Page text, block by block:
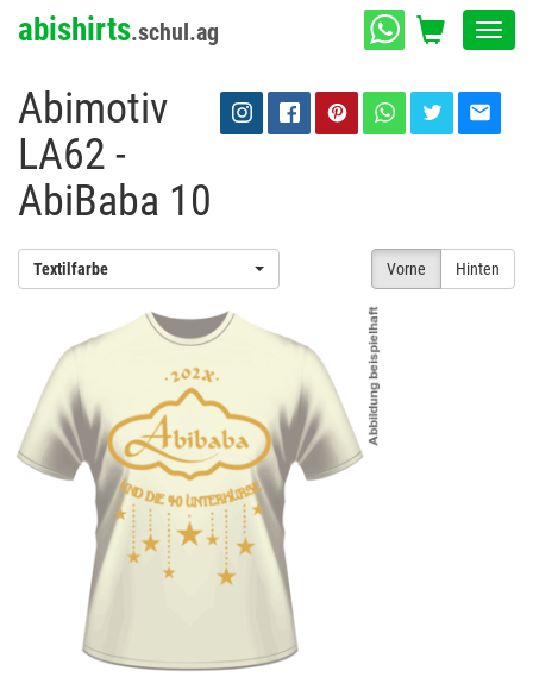
abishirts.schul.ag
Abimotiv
LA62 -
AbiBaba 10
Vorne Hinten
Textilfarbe